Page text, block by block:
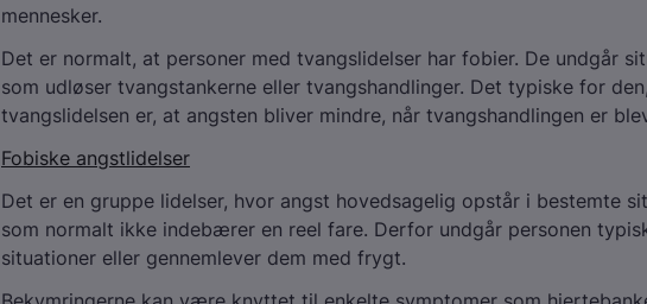
mennesker.
Det er normalt, at personer med tvangslidelser har fobier. De undgår
som udløser tvangstankerne eller tvangshandlinger. Det typiske for
tvangslidelsen er, at angsten bliver mindre, når tvangshandlingen er
Fobiske angstlidelser
Det er en gruppe lidelser, hvor angst hovedsagelig opstår i bestemte
som normalt ikke indebærer en reel fare. Derfor undgår personen
situationer eller gennemlever dem med frygt.